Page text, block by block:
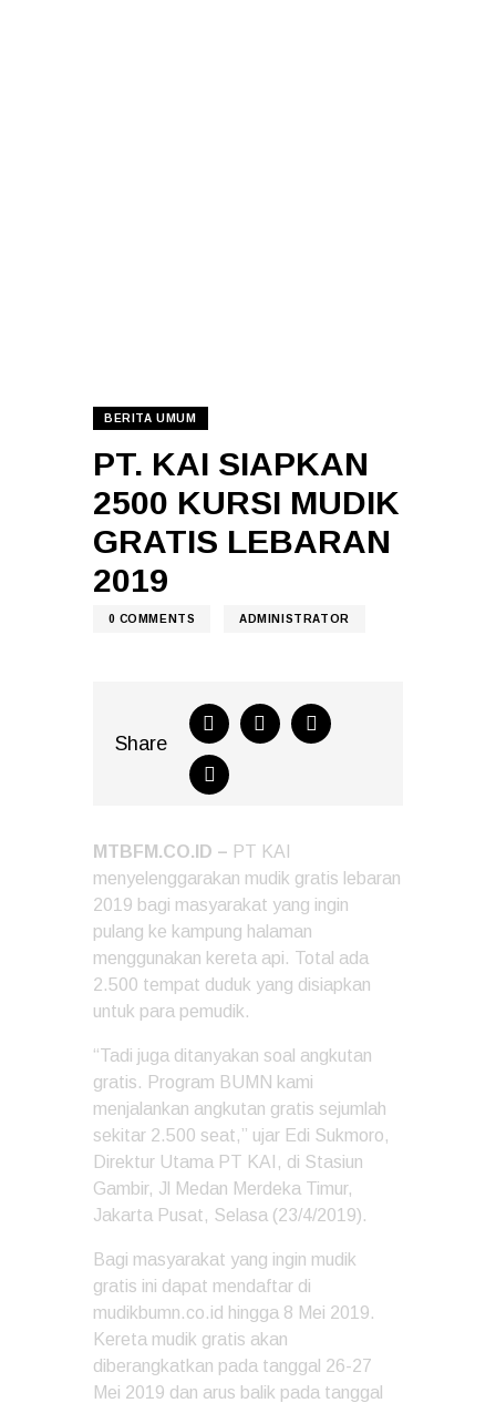
BERITA UMUM
PT. KAI SIAPKAN
2500 KURSI MUDIK
GRATIS LEBARAN
2019
0 COMMENTS ADMINISTRATOR
Share
MTBFM.CO.ID – PT KAI
menyelenggarakan mudik gratis lebaran
2019 bagi masyarakat yang ingin
pulang ke kampung halaman
menggunakan kereta api. Total ada
2.500 tempat duduk yang disiapkan
untuk para pemudik.
“Tadi juga ditanyakan soal angkutan
gratis. Program BUMN kami
menjalankan angkutan gratis sejumlah
sekitar 2.500 seat,” ujar Edi Sukmoro,
Direktur Utama PT KAI, di Stasiun
Gambir, Jl Medan Merdeka Timur,
Jakarta Pusat, Selasa (23/4/2019).
Bagi masyarakat yang ingin mudik
gratis ini dapat mendaftar di
mudikbumn.co.id hingga 8 Mei 2019.
Kereta mudik gratis akan
diberangkatkan pada tanggal 26-27
Mei 2019 dan arus balik pada tanggal